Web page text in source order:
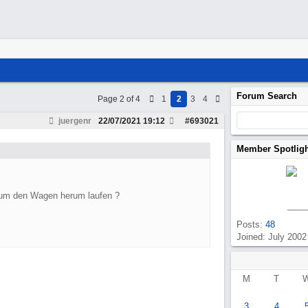
Page 2 of 4 1 2 3 4
juergenr #693021
22/07/2021 19:12
den Wagen herum laufen ?
Forum Search
Member
Posts: 48
Joined: July 2002
M T